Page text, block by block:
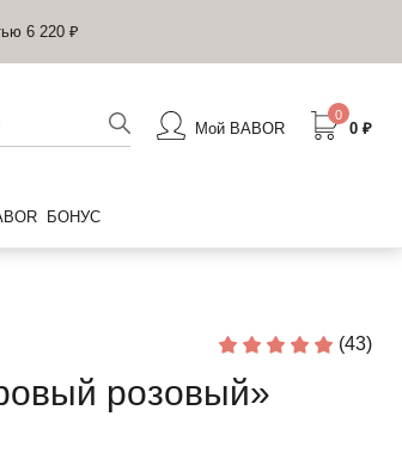
6 220 ₽
Мой BABOR
0
0 ₽
БОНУС
(43)
розовый»